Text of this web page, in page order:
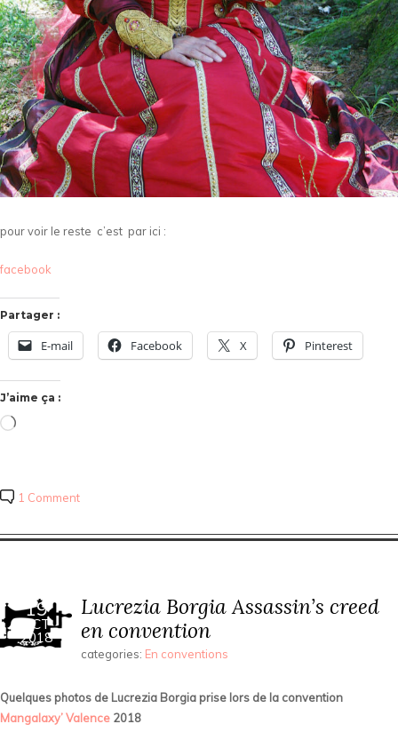
pour voir le reste c’est par ici :
facebook
Partager :
E-mail Facebook X Pinterest
J’aime ça :
Chargement…
1 Comment
19
OCT
2018
Lucrezia Borgia Assassin’s creed
en convention
categories: En conventions
Quelques photos de Lucrezia Borgia prise lors de la convention
Mangalaxy’ Valence 2018